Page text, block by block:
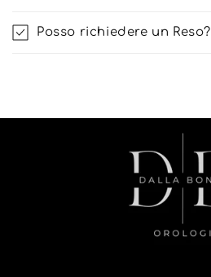
Posso richiedere un Reso?